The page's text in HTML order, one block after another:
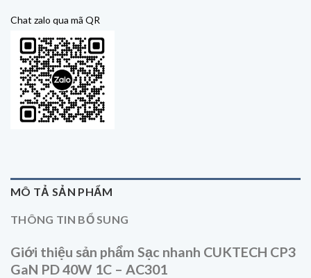
Chat zalo qua mã QR
MÔ TẢ SẢN PHẨM
THÔNG TIN BỔ SUNG
Giới thiệu sản phẩm Sạc nhanh CUKTECH CP3
GaN PD 40W 1C – AC301